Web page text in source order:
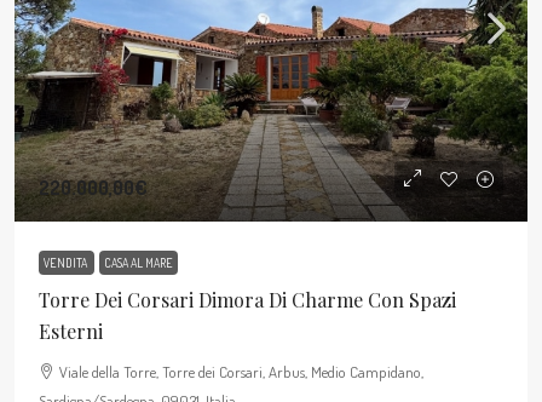
220.000,00€
VENDITA CASA AL MARE
Torre Dei Corsari Dimora Di Charme Con Spazi
Esterni
Viale della Torre, Torre dei Corsari, Arbus, Medio Campidano,